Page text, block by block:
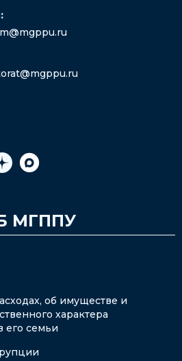
МГППУ
об имуществе и
характера
его семьи